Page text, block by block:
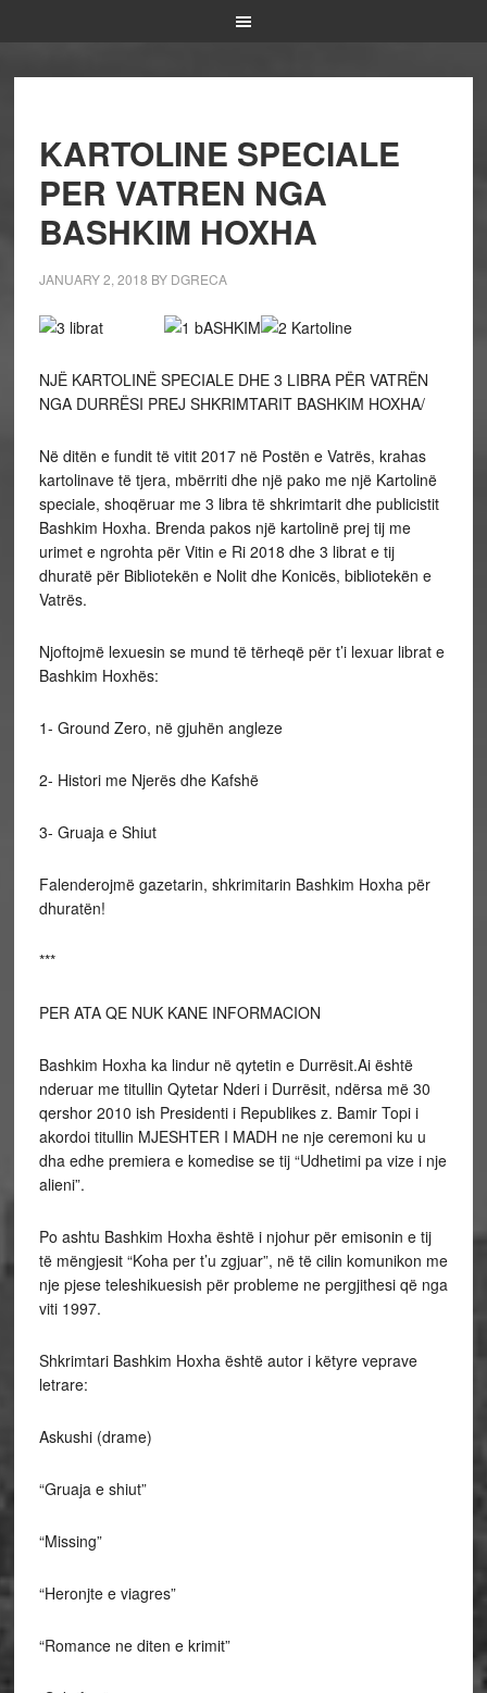
KARTOLINE SPECIALE
PER VATREN NGA
BASHKIM HOXHA
JANUARY 2, 2018 BY DGRECA
NJË KARTOLINË SPECIALE DHE 3 LIBRA PËR VATRËN
NGA DURRËSI PREJ SHKRIMTARIT BASHKIM HOXHA/
Në ditën e fundit të vitit 2017 në Postën e Vatrës, krahas
kartolinave të tjera, mbërriti dhe një pako me një Kartolinë
speciale, shoqëruar me 3 libra të shkrimtarit dhe publicistit
Bashkim Hoxha. Brenda pakos një kartolinë prej tij me
urimet e ngrohta për Vitin e Ri 2018 dhe 3 librat e tij
dhuratë për Bibliotekën e Nolit dhe Konicës, bibliotekën e
Vatrës.
Njoftojmë lexuesin se mund të tërheqë për t’i lexuar librat e
Bashkim Hoxhës:
1- Ground Zero, në gjuhën angleze
2- Histori me Njerës dhe Kafshë
3- Gruaja e Shiut
Falenderojmë gazetarin, shkrimitarin Bashkim Hoxha për
dhuratën!
***
PER ATA QE NUK KANE INFORMACION
Bashkim Hoxha ka lindur në qytetin e Durrësit.Ai është
nderuar me titullin Qytetar Nderi i Durrësit, ndërsa më 30
qershor 2010 ish Presidenti i Republikes z. Bamir Topi i
akordoi titullin MJESHTER I MADH ne nje ceremoni ku u
dha edhe premiera e komedise se tij “Udhetimi pa vize i nje
alieni”.
Po ashtu Bashkim Hoxha është i njohur për emisonin e tij
të mëngjesit “Koha per t’u zgjuar”, në të cilin komunikon me
nje pjese teleshikuesish për probleme ne pergjithesi që nga
viti 1997.
Shkrimtari Bashkim Hoxha është autor i këtyre veprave
letrare:
Askushi (drame)
“Gruaja e shiut”
“Missing”
“Heronjte e viagres”
“Romance ne diten e krimit”